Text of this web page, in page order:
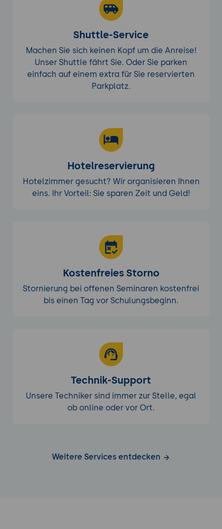
Shuttle-Service
Machen Sie sich keinen Kopf um die Anreise!
Unser Shuttle fährt Sie. Oder Sie parken
einfach auf einem extra für Sie reservierten
Parkplatz.
Hotelreservierung
Hotelzimmer gesucht? Wir organisieren Ihnen
eins. Ihr Vorteil: Sie sparen Zeit und Geld!
Kostenfreies Storno
Stornierung bei offenen Seminaren kostenfrei
bis einen Tag vor Schulungsbeginn.
Technik-Support
Unsere Techniker sind immer zur Stelle, egal
ob online oder vor Ort.
Weitere Services entdecken